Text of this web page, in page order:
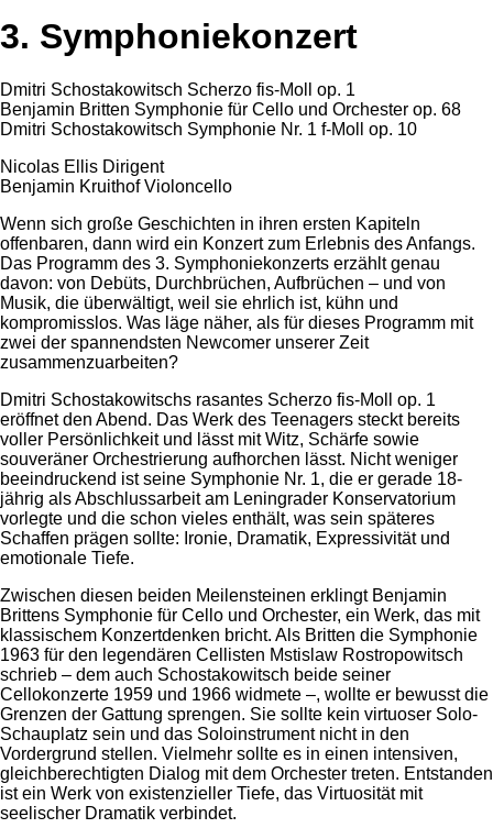
3. Symphoniekonzert
Dmitri Schostakowitsch Scherzo fis-Moll op. 1
Benjamin Britten Symphonie für Cello und Orchester op. 68
Dmitri Schostakowitsch Symphonie Nr. 1 f-Moll op. 10
Nicolas Ellis Dirigent
Benjamin Kruithof Violoncello
Wenn sich große Geschichten in ihren ersten Kapiteln
offenbaren, dann wird ein Konzert zum Erlebnis des Anfangs.
Das Programm des 3. Symphoniekonzerts erzählt genau
davon: von Debüts, Durchbrüchen, Aufbrüchen – und von
Musik, die überwältigt, weil sie ehrlich ist, kühn und
kompromisslos. Was läge näher, als für dieses Programm mit
zwei der spannendsten Newcomer unserer Zeit
zusammenzuarbeiten?
Dmitri Schostakowitschs rasantes Scherzo fis-Moll op. 1
eröffnet den Abend. Das Werk des Teenagers steckt bereits
voller Persönlichkeit und lässt mit Witz, Schärfe sowie
souveräner Orchestrierung aufhorchen lässt. Nicht weniger
beeindruckend ist seine Symphonie Nr. 1, die er gerade 18-
jährig als Abschlussarbeit am Leningrader Konservatorium
vorlegte und die schon vieles enthält, was sein späteres
Schaffen prägen sollte: Ironie, Dramatik, Expressivität und
emotionale Tiefe.
Zwischen diesen beiden Meilensteinen erklingt Benjamin
Brittens Symphonie für Cello und Orchester, ein Werk, das mit
klassischem Konzertdenken bricht. Als Britten die Symphonie
1963 für den legendären Cellisten Mstislaw Rostropowitsch
schrieb – dem auch Schostakowitsch beide seiner
Cellokonzerte 1959 und 1966 widmete –, wollte er bewusst die
Grenzen der Gattung sprengen. Sie sollte kein virtuoser Solo-
Schauplatz sein und das Soloinstrument nicht in den
Vordergrund stellen. Vielmehr sollte es in einen intensiven,
gleichberechtigten Dialog mit dem Orchester treten. Entstanden
ist ein Werk von existenzieller Tiefe, das Virtuosität mit
seelischer Dramatik verbindet.